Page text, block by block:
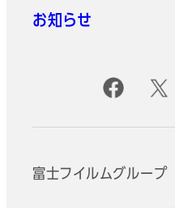
お知らせ
公式SNSアカウント
富士フイルムグループ